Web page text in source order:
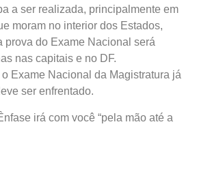
a ser realizada, principalmente em
moram no interior dos Estados,
prova do Exame Nacional será
nas capitais e no DF.
Exame Nacional da Magistratura já
ser enfrentado.
irá com você “pela mão até a